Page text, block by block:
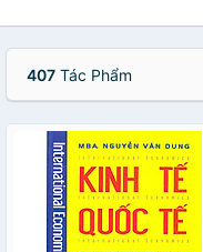
407 Tác Phẩm